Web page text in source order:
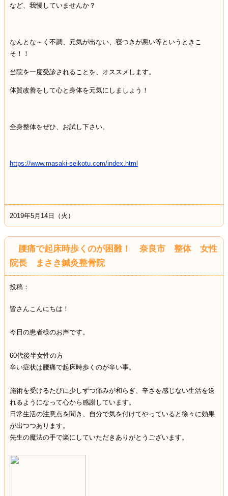
など、我慢していませんか？
なんとな～く不調、元気が出ない、寝つきが悪い等というときこ
そ！！
当院を一度受診されることを、オススメします。
体質改善をして心と身体を元気にしましょう！
全身整体をぜひ、お試し下さい。
https://www.masaki-seikotu.com/index.html
2019年5月14日（火）
腰痛で起床時歩くのが困難！ 奈良市 整体 女性
院長 まさき鍼灸整骨院
投稿：
皆さんこんにちは！
今日の患者様のお声です。
60代後半女性の方
辛い症状は腰痛で起床時歩くのが辛い事。
施術を受けるたびに少しずつ痛みが和らぎ、辛さを感じない生活を送
れるようになって心から感謝しています。
日常生活の注意点を聞き、自分で気を付けてやっていると徐々に効果
が出つつあります。
先生の魔法の手で楽にしていただきありがとうございます。